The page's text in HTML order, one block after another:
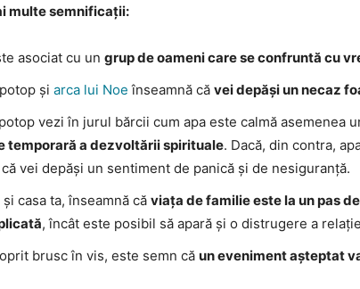
multe semnificații:
asociat cu un grup de oameni care se confruntă cu
și arca lui Noe înseamnă că vei depăși un necaz
vezi în jurul bărcii cum apa este calmă asemenea
temporară a dezvoltării spirituale. Dacă, din contra,
vei depăși un sentiment de panică și de nesiguranță.
casa ta, înseamnă că viața de familie este la un pas
, încât este posibil să apară și o distrugere a
brusc în vis, este semn că un eveniment așteptat